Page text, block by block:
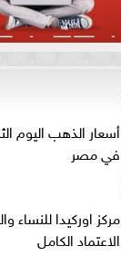
في مصر
مركز اوركيدا
الاعتماد الكامل